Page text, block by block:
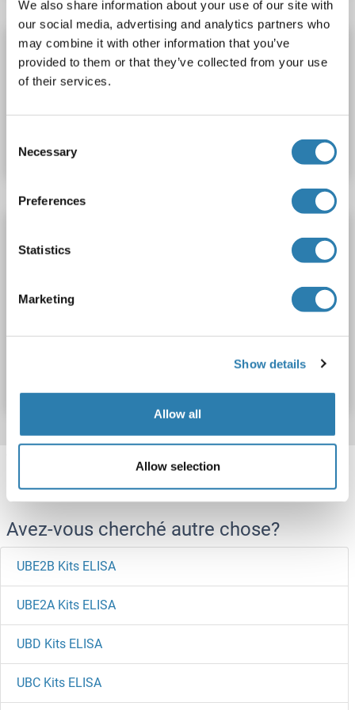
We also share information about your use of our site with
our social media, advertising and analytics partners who
may combine it with other information that you’ve
provided to them or that they’ve collected from your use
of their services.
Selection
Necessary
Preferences
Statistics
Marketing
Show details
Allow all
Allow selection
UBE2C Kit ELISA
UBE2C Reactivité: Souris Colorimetric Plasma, Serum
N° du produit ABIN427608
UBE2C Reactivité: Humain
Cell Lysate, Tissue Homogenate
Target information, Synonyms, Latest
references
Avez-vous cherché autre chose?
UBE2B Kits ELISA
UBE2A Kits ELISA
UBD Kits ELISA
UBC Kits ELISA